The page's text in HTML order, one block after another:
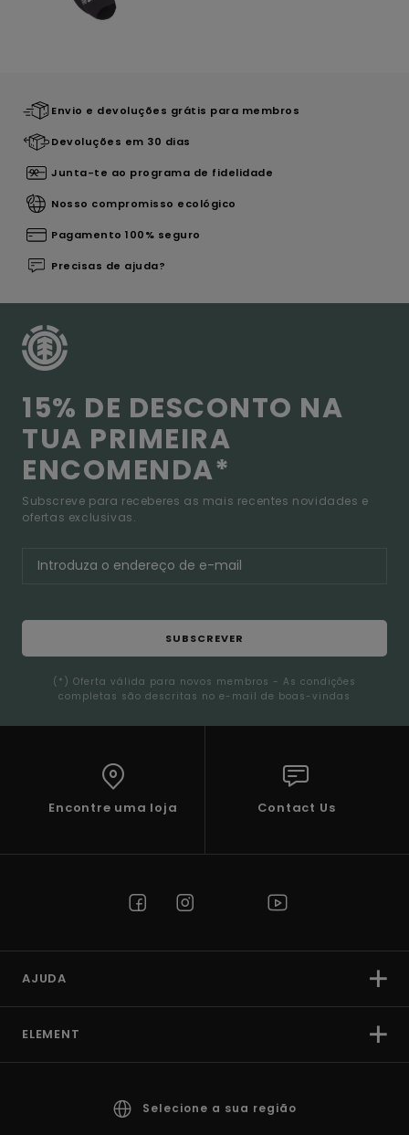
Envio e devoluções grátis para membros
Devoluções em 30 dias
Junta-te ao programa de fidelidade
Nosso compromisso ecológico
Pagamento 100% seguro
Precisas de ajuda?
15% DE DESCONTO NA
TUA PRIMEIRA
ENCOMENDA*
Subscreve para receberes as mais recentes novidades e
ofertas exclusivas.
SUBSCREVER
(*) Oferta válida para novos membros - As condições
completas são descritas no e-mail de boas-vindas
Encontre uma loja Contact Us
AJUDA
ELEMENT
Selecione a sua região